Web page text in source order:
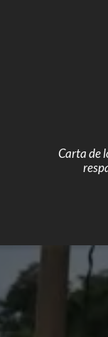
Carta de